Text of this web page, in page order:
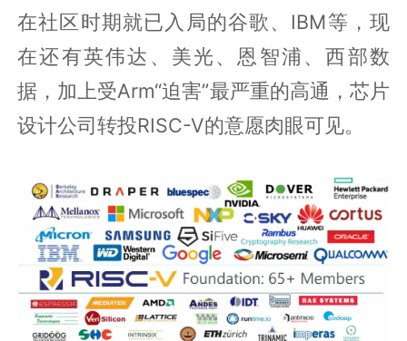
在社区时期就已入局的谷歌、IBM等，现
在还有英伟达、美光、恩智浦、西部数
据，加上受Arm“迫害”最严重的高通，芯片
设计公司转投RISC-V的意愿肉眼可见。